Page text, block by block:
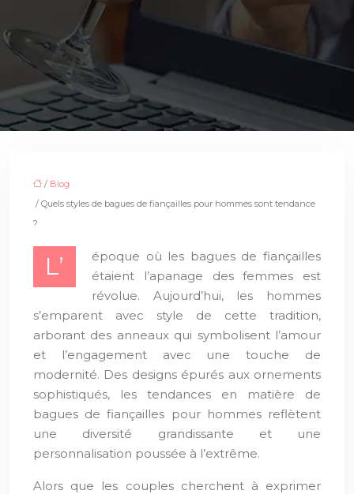
/ Blog
/ Quels styles de bagues de fiançailles pour hommes sont tendance
?
L’
époque où les bagues de fiançailles
étaient l’apanage des femmes est
révolue. Aujourd’hui, les hommes
s’emparent avec style de cette tradition,
arborant des anneaux qui symbolisent l’amour
et l’engagement avec une touche de
modernité. Des designs épurés aux ornements
sophistiqués, les tendances en matière de
bagues de fiançailles pour hommes reflètent
une diversité grandissante et une
personnalisation poussée à l’extrême.
Alors que les couples cherchent à exprimer